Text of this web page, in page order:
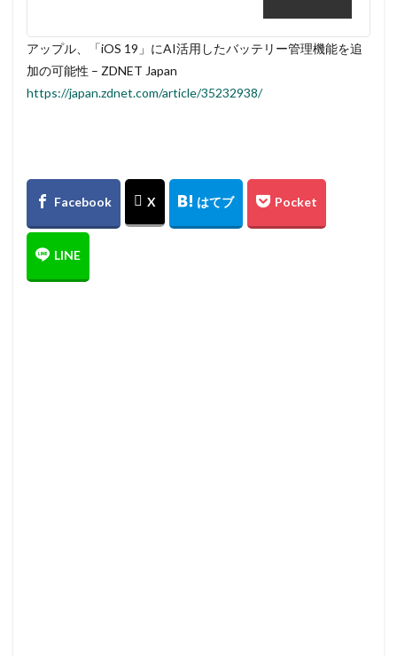
アップル、「iOS 19」にAI活用したバッテリー管理機能を追
加の可能性 – ZDNET Japan
https://japan.zdnet.com/article/35232938/